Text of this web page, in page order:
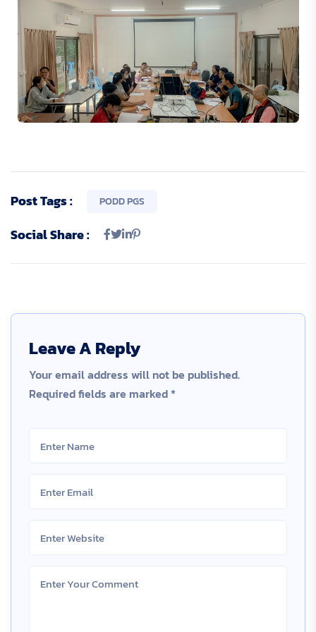
Post Tags : PODD PGS
Social Share :
Leave A Reply
Your email address will not be published.
Required fields are marked *